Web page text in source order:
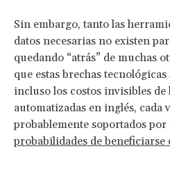
Sin embargo, tanto las
datos necesarias no existen
quedando “atrás” de muchas
que estas brechas
incluso los costos invisibles de
automatizadas en inglés, cada
probablemente soportados
probabilidades de beneficiarse